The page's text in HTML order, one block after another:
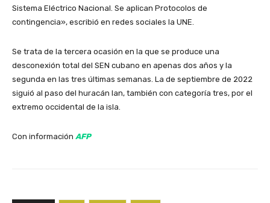
Sistema Eléctrico Nacional. Se aplican Protocolos de
contingencia», escribió en redes sociales la UNE.
Se trata de la tercera ocasión en la que se produce una
desconexión total del SEN cubano en apenas dos años y la
segunda en las tres últimas semanas. La de septiembre de 2022
siguió al paso del huracán Ian, también con categoría tres, por el
extremo occidental de la isla.
Con información AFP